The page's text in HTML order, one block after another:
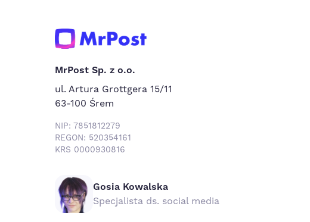
MrPost Sp. z o.o.
ul. Artura Grottgera 15/11
63-100 Śrem
NIP: 7851812279
REGON: 520354161
KRS 0000930816
Gosia Kowalska
Specjalista ds. social media